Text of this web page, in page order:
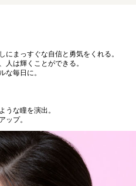
にまっすぐな自信と勇気をくれる。
人は輝くことができる。
な毎日に。
うな瞳を演出。
ップ。